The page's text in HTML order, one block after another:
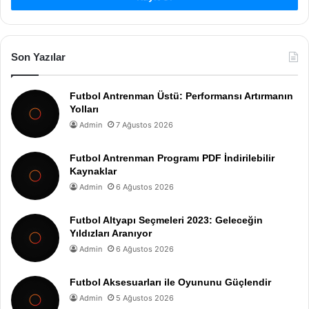
Son Yazılar
Futbol Antrenman Üstü: Performansı Artırmanın
Yolları
Admin 7 Ağustos 2026
Futbol Antrenman Programı PDF İndirilebilir
Kaynaklar
Admin 6 Ağustos 2026
Futbol Altyapı Seçmeleri 2023: Geleceğin
Yıldızları Aranıyor
Admin 6 Ağustos 2026
Futbol Aksesuarları ile Oyununu Güçlendir
Admin 5 Ağustos 2026